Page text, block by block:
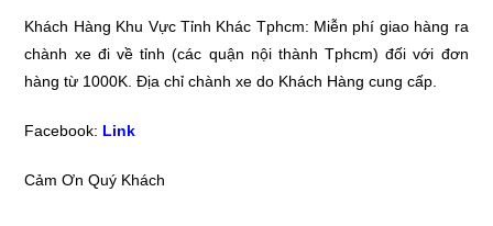
Khách Hàng Khu Vực Tỉnh Khác Tphcm: Miễn phí giao hàng ra
chành xe đi về tỉnh (các quận nội thành Tphcm) đối với đơn
hàng từ 1000K. Địa chỉ chành xe do Khách Hàng cung cấp.
Facebook: Link
Cảm Ơn Quý Khách